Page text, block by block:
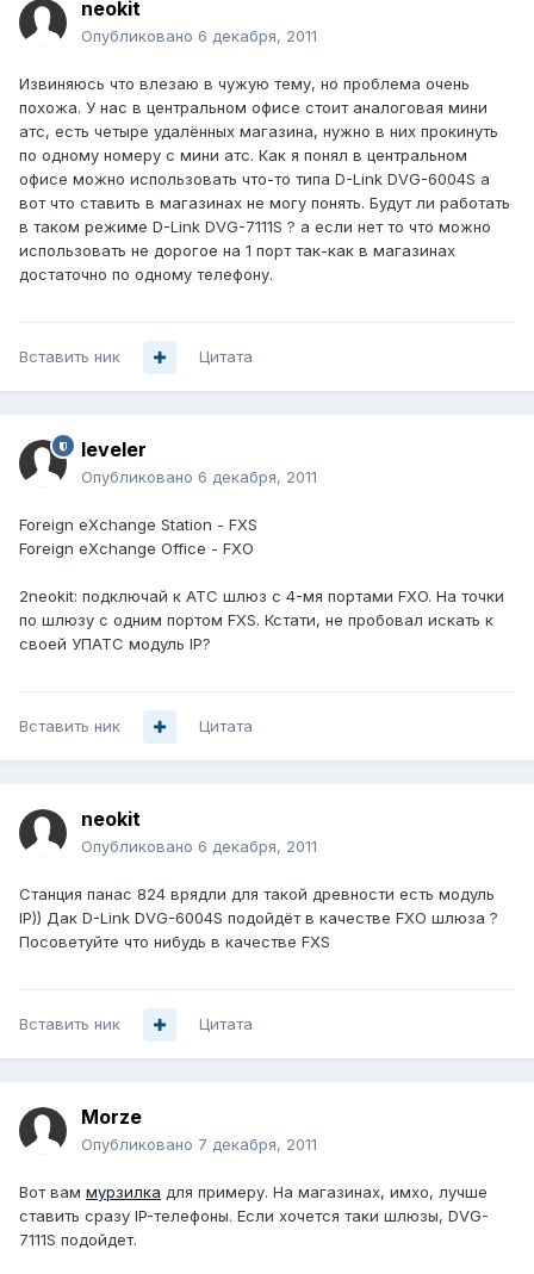
neokit
Опубликовано 6 декабря, 2011
Извиняюсь что влезаю в чужую тему, но проблема очень
похожа. У нас в центральном офисе стоит аналоговая мини
атс, есть четыре удалённых магазина, нужно в них прокинуть
по одному номеру с мини атс. Как я понял в центральном
офисе можно использовать что-то типа D-Link DVG-6004S а
вот что ставить в магазинах не могу понять. Будут ли работать
в таком режиме D-Link DVG-7111S ? а если нет то что можно
использовать не дорогое на 1 порт так-как в магазинах
достаточно по одному телефону.
Вставить ник Цитата
leveler
Опубликовано 6 декабря, 2011
Foreign eXchange Station - FXS
Foreign eXchange Office - FXO
2neokit: подключай к АТС шлюз с 4-мя портами FXO. На точки
по шлюзу с одним портом FXS. Кстати, не пробовал искать к
своей УПАТС модуль IP?
Вставить ник Цитата
neokit
Опубликовано 6 декабря, 2011
Станция панас 824 врядли для такой древности есть модуль
IP)) Дак D-Link DVG-6004S подойдёт в качестве FXO шлюза ?
Посоветуйте что нибудь в качестве FXS
Вставить ник Цитата
Morze
Опубликовано 7 декабря, 2011
Вот вам мурзилка для примеру. На магазинах, имхо, лучше
ставить сразу IP-телефоны. Если хочется таки шлюзы, DVG-
7111S подойдет.